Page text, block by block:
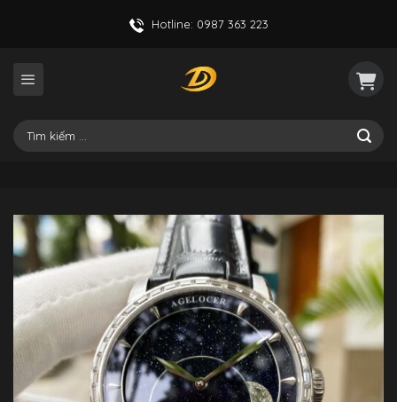
Hotline: 0987 363 223
Tìm
kiếm: